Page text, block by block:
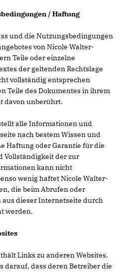
/ Haftung
und die Nutzungsbedingungen
von Nicole Walter-
Teile oder einzelne
der geltenden Rechtslage
vollständig entsprechen
Teile des Dokumentes in ihrem
davon unberührt.
alle Informationen und
nach bestem Wissen und
Haftung oder Garantie für die
Vollständigkeit der zur
kann nicht
wenig haftet Nicole Walter-
die beim Abrufen oder
dieser Internetseite durch
werden.
Links zu anderen Websites.
darauf, dass deren Betreiber die